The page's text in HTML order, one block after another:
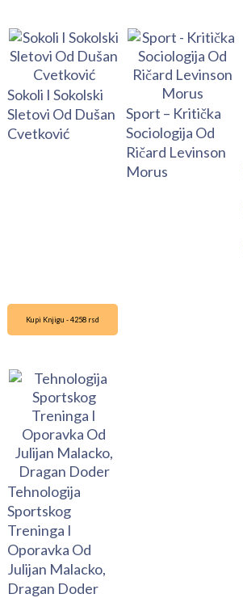
Sokoli I Sokolski
Sletovi Od Dušan
Cvetković
Sport – Kritička
Sociologija Od
Ričard Levinson
Morus
Kupi Knjigu - 4258 rsd
Tehnologija
Sportskog
Treninga I
Oporavka Od
Julijan Malacko,
Dragan Doder